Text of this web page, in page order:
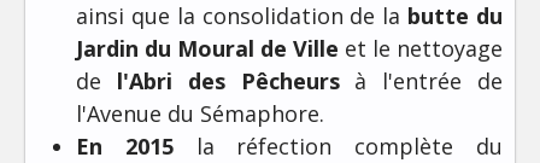
ainsi que la consolidation de la butte du
Jardin du Moural de Ville et le nettoyage
de l'Abri des Pêcheursà l'entrée de
l'Avenue du Sémaphore.
En 2015la réfection complète du